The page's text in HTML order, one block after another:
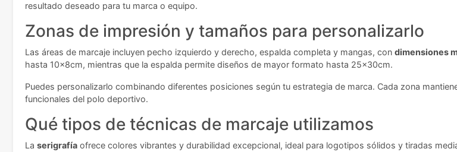
resultado deseado para tu marca o equipo.
Zonas de impresión y tamaños para personalizarlo
Las áreas de marcaje incluyen pecho izquierdo y derecho, espalda completa y mangas, con dimensiones
hasta 10x8cm, mientras que la espalda permite diseños de mayor formato hasta 25x30cm.
Puedes personalizarlo combinando diferentes posiciones según tu estrategia de marca. Cada zona
funcionales del polo deportivo.
Qué tipos de técnicas de marcaje utilizamos
La serigrafía ofrece colores vibrantes y durabilidad excepcional, ideal para logotipos sólidos y tiradas